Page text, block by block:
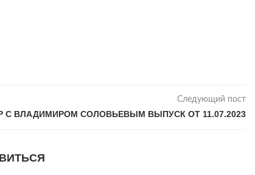
Следующий пост
С ВЛАДИМИРОМ СОЛОВЬЕВЫМ ВЫПУСК ОТ 11.07.2023